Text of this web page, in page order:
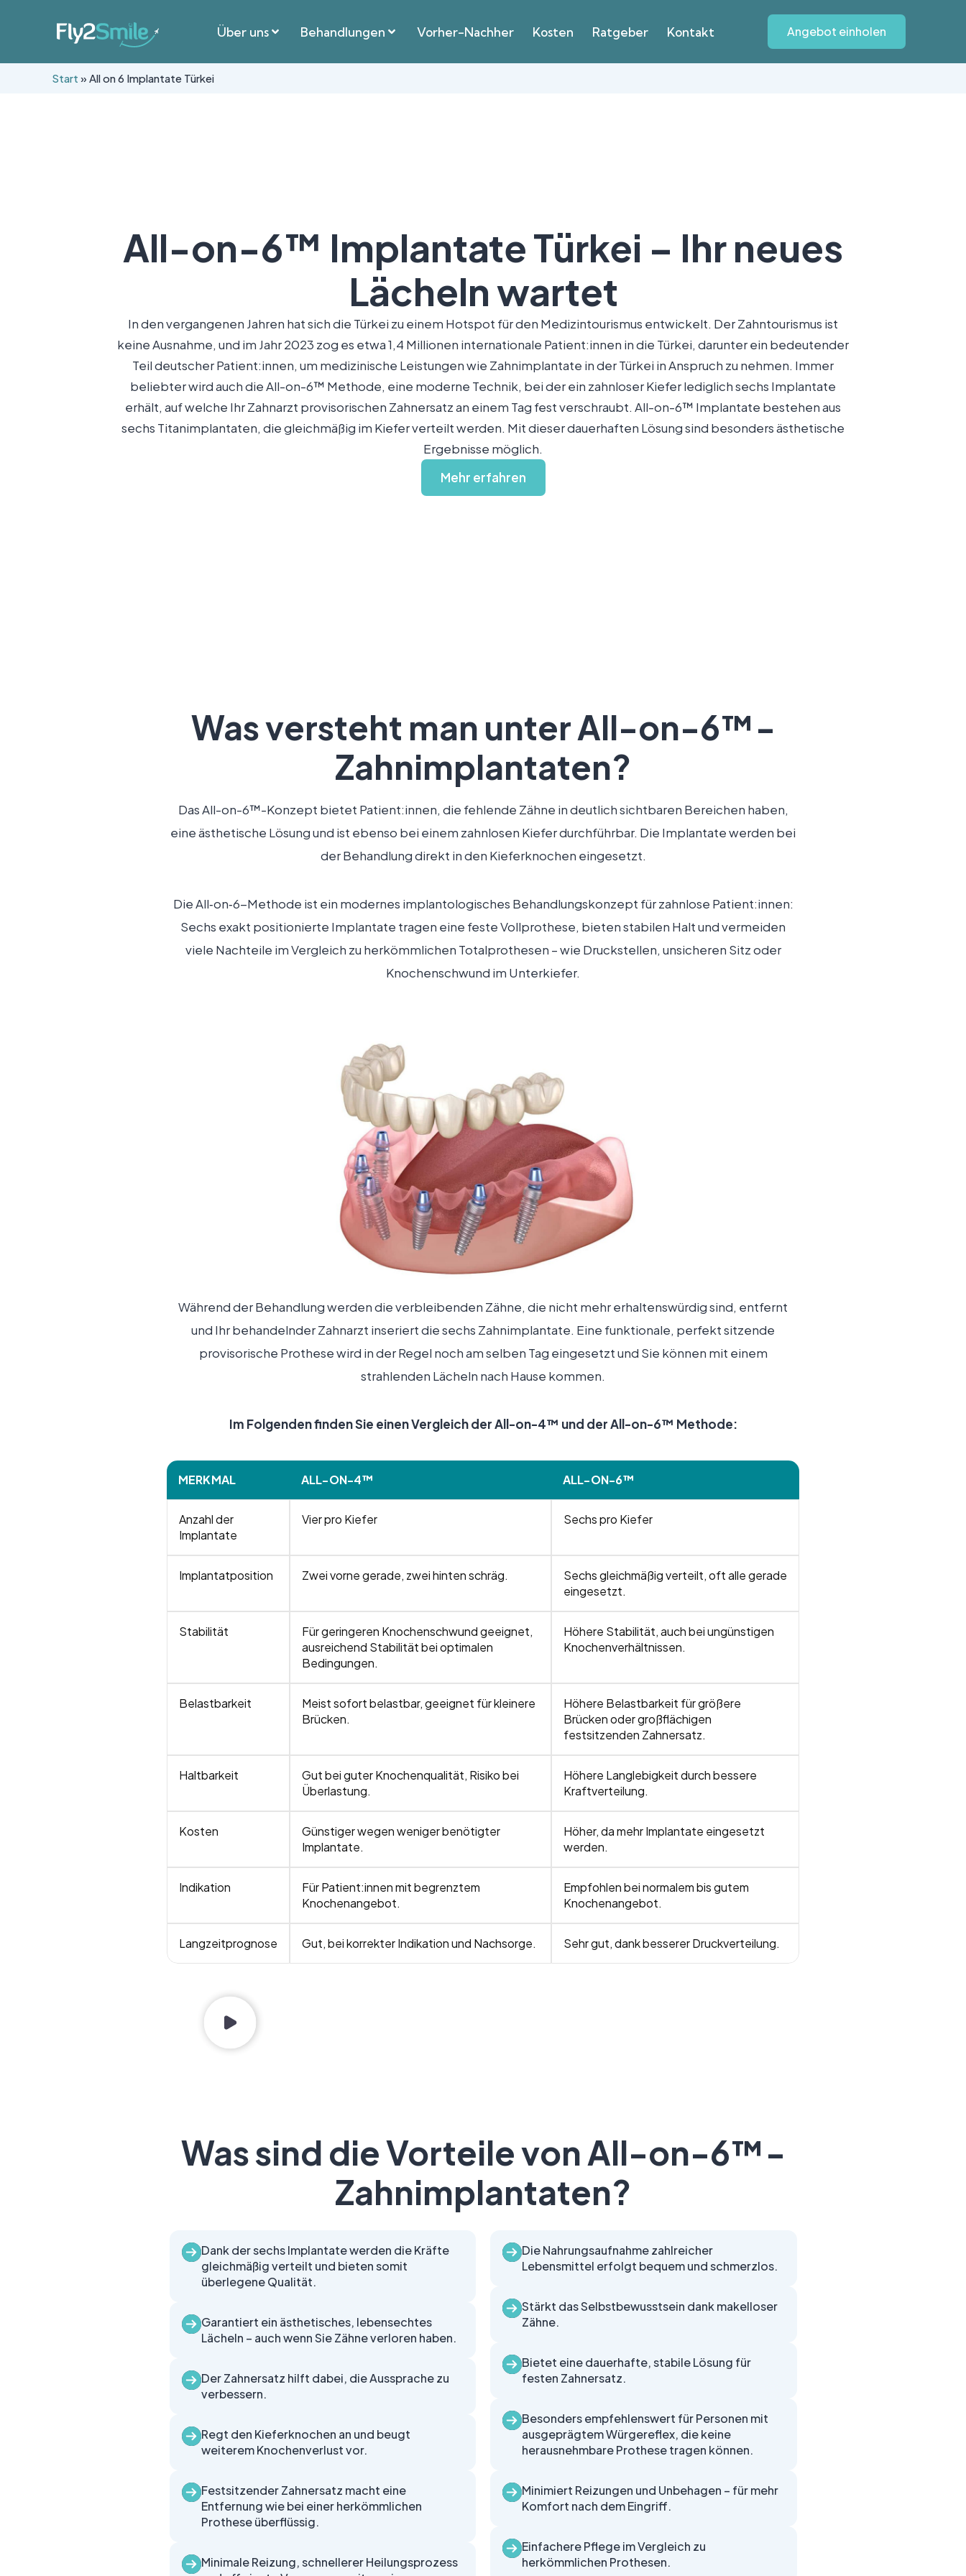
Über uns Behandlungen Vorher-Nachher Kosten Ratgeber Kontakt Angebot einholen
Start » All on 6 Implantate Türkei
All-on-6™ Implantate Türkei – Ihr neues
Lächeln wartet
In den vergangenen Jahren hat sich die Türkei zu einem Hotspot für den Medizintourismus entwickelt. Der Zahntourismus ist
keine Ausnahme, und im Jahr 2023 zog es etwa 1,4 Millionen internationale Patient:innen in die Türkei, darunter ein bedeutender
Teil deutscher Patient:innen, um medizinische Leistungen wie Zahnimplantate in der Türkei in Anspruch zu nehmen. Immer
beliebter wird auch die All-on-6™ Methode, eine moderne Technik, bei der ein zahnloser Kiefer lediglich sechs Implantate
erhält, auf welche Ihr Zahnarzt provisorischen Zahnersatz an einem Tag fest verschraubt. All-on-6™ Implantate bestehen aus
sechs Titanimplantaten, die gleichmäßig im Kiefer verteilt werden. Mit dieser dauerhaften Lösung sind besonders ästhetische
Ergebnisse möglich.
Mehr erfahren
Was versteht man unter All-on-6™-
Zahnimplantaten?
Das All-on-6™-Konzept bietet Patient:innen, die fehlende Zähne in deutlich sichtbaren Bereichen haben,
eine ästhetische Lösung und ist ebenso bei einem zahnlosen Kiefer durchführbar. Die Implantate werden bei
der Behandlung direkt in den Kieferknochen eingesetzt.
Die All‑on‑6-Methode ist ein modernes implantologisches Behandlungskonzept für zahnlose Patient:innen:
Sechs exakt positionierte Implantate tragen eine feste Vollprothese, bieten stabilen Halt und vermeiden
viele Nachteile im Vergleich zu herkömmlichen Totalprothesen – wie Druckstellen, unsicheren Sitz oder
Knochenschwund im Unterkiefer.
Während der Behandlung werden die verbleibenden Zähne, die nicht mehr erhaltenswürdig sind, entfernt
und Ihr behandelnder Zahnarzt inseriert die sechs Zahnimplantate. Eine funktionale, perfekt sitzende
provisorische Prothese wird in der Regel noch am selben Tag eingesetzt und Sie können mit einem
strahlenden Lächeln nach Hause kommen.
Im Folgenden finden Sie einen Vergleich der All-on-4™ und der All-on-6™ Methode:
MERKMAL ALL-ON-4™ ALL-ON-6™
Anzahl der
Implantate
Vier pro Kiefer Sechs pro Kiefer
Implantatposition Zwei vorne gerade, zwei hinten schräg.
Sechs gleichmäßig verteilt, oft alle gerade
eingesetzt.
Stabilität
Für geringeren Knochenschwund geeignet,
ausreichend Stabilität bei optimalen
Bedingungen.
Höhere Stabilität, auch bei ungünstigen
Knochenverhältnissen.
Belastbarkeit
Meist sofort belastbar, geeignet für kleinere
Brücken.
Höhere Belastbarkeit für größere
Brücken oder großflächigen
festsitzenden Zahnersatz.
Haltbarkeit
Gut bei guter Knochenqualität, Risiko bei
Überlastung.
Höhere Langlebigkeit durch bessere
Kraftverteilung.
Kosten
Günstiger wegen weniger benötigter
Implantate.
Höher, da mehr Implantate eingesetzt
werden.
Indikation
Für Patient:innen mit begrenztem
Knochenangebot.
Empfohlen bei normalem bis gutem
Knochenangebot.
Langzeitprognose Gut, bei korrekter Indikation und Nachsorge. Sehr gut, dank besserer Druckverteilung.
Was sind die Vorteile von All-on-6™-
Zahnimplantaten?
Dank der sechs Implantate werden die Kräfte
gleichmäßig verteilt und bieten somit
überlegene Qualität.
Garantiert ein ästhetisches, lebensechtes
Lächeln – auch wenn Sie Zähne verloren haben.
Der Zahnersatz hilft dabei, die Aussprache zu
verbessern.
Regt den Kieferknochen an und beugt
weiterem Knochenverlust vor.
Festsitzender Zahnersatz macht eine
Entfernung wie bei einer herkömmlichen
Prothese überflüssig.
Minimale Reizung, schnellerer Heilungsprozess
Die Nahrungsaufnahme zahlreicher
Lebensmittel erfolgt bequem und schmerzlos.
Stärkt das Selbstbewusstsein dank makelloser
Zähne.
Bietet eine dauerhafte, stabile Lösung für
festen Zahnersatz.
Besonders empfehlenswert für Personen mit
ausgeprägtem Würgereflex, die keine
herausnehmbare Prothese tragen können.
Minimiert Reizungen und Unbehagen – für mehr
Komfort nach dem Eingriff.
Einfachere Pflege im Vergleich zu
herkömmlichen Prothesen.